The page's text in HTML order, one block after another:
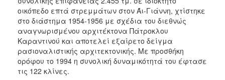
οικόπεδο επτά στρεμμάτων στον Άι-Γιάννη, χτίστηκε
στο διάστημα 1954-1956 με σχέδια του διεθνώς
αναγνωρισμένου αρχιτέκτονα Πάτροκλου
Καραντινού και αποτελεί εξαίρετο δείγμα
ρασιοναλιστικής αρχιτεκτονικής. Με προσθήκη
ορόφου το 1994 η συνολική δυναμικότητά του έφτασε
τις 122 κλίνες.